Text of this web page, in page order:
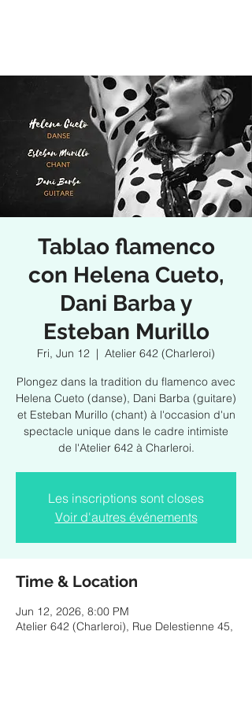
Tablao flamenco
con Helena Cueto,
Dani Barba y
Esteban Murillo
Fri, Jun 12
  |
Atelier 642 (Charleroi)
Plongez dans la tradition du flamenco avec
Helena Cueto (danse), Dani Barba (guitare)
et Esteban Murillo (chant) à l'occasion d'un
spectacle unique dans le cadre intimiste
de l'Atelier 642 à Charleroi.
Les inscriptions sont closes
Voir d'autres événements
Time & Location
Jun 12, 2026, 8:00 PM
Atelier 642 (Charleroi), Rue Delestienne 45,